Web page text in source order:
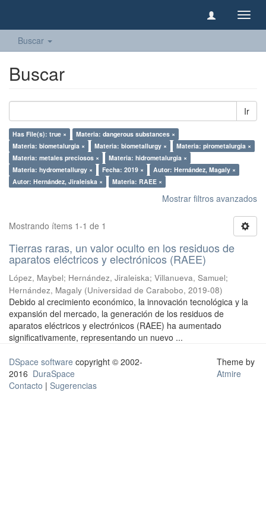
Buscar
Buscar
Ir
Has File(s): true ×
Materia: dangerous substances ×
Materia: biometalurgia ×
Materia: biometallurgy ×
Materia: pirometalurgia ×
Materia: metales preciosos ×
Materia: hidrometalurgia ×
Materia: hydrometallurgy ×
Fecha: 2019 ×
Autor: Hernández, Magaly ×
Autor: Hernández, Jiraleiska ×
Materia: RAEE ×
Mostrar filtros avanzados
Mostrando ítems 1-1 de 1
Tierras raras, un valor oculto en los residuos de
aparatos eléctricos y electrónicos (RAEE)
López, Maybel; Hernández, Jiraleiska; Villanueva, Samuel;
Hernández, Magaly (Universidad de Carabobo, 2019-08)
Debido al crecimiento económico, la innovación tecnológica y la
expansión del mercado, la generación de los residuos de
aparatos eléctricos y electrónicos (RAEE) ha aumentado
significativamente, representando un nuevo ...
DSpace software copyright © 2002-
2016 DuraSpace
Contacto | Sugerencias
Theme by
Atmire